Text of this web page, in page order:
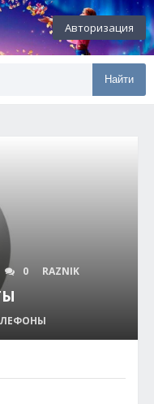
Авторизация
Найти
0 RAZNIK